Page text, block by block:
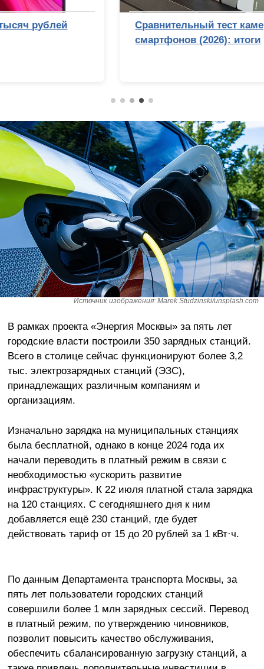
Сравнительный тест камер флагманских
смартфонов (2026): итоги
Источник изображения: Marek Studzinski/unsplash.com
В рамках проекта «Энергия Москвы» за пять лет
городские власти построили 350 зарядных станций.
Всего в столице сейчас функционируют более 3,2
тыс. электрозарядных станций (ЭЗС),
принадлежащих различным компаниям и
организациям.
Изначально зарядка на муниципальных станциях
была бесплатной, однако в конце 2024 года их
начали переводить в платный режим в связи с
необходимостью «ускорить развитие
инфраструктуры». К 22 июля платной стала зарядка
на 120 станциях. С сегодняшнего дня к ним
добавляется ещё 230 станций, где будет
действовать тариф от 15 до 20 рублей за 1 кВт·ч.
По данным Департамента транспорта Москвы, за
пять лет пользователи городских станций
совершили более 1 млн зарядных сессий. Перевод
в платный режим, по утверждению чиновников,
позволит повысить качество обслуживания,
обеспечить сбалансированную загрузку станций, а